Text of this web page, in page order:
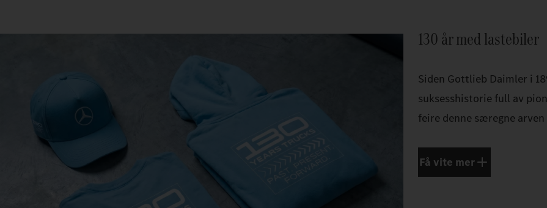
130 år med lastebiler
Siden Gottlieb Daimler i
suksesshistorie full av
feire denne særegne
Få vite mer